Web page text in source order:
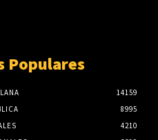
Populares
14159
8995
4210